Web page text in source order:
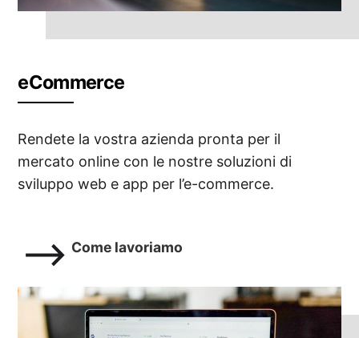
eCommerce
Rendete la vostra azienda pronta per il
mercato online con le nostre soluzioni di
sviluppo web e app per l’e-commerce.
Come lavoriamo